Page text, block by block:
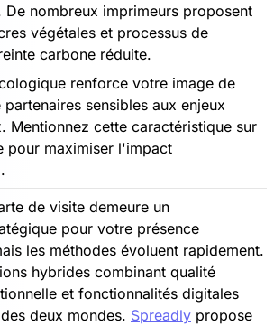
De nombreux imprimeurs proposent
végétales et processus de
carbone réduite.
renforce votre image de
sensibles aux enjeux
Mentionnez cette caractéristique sur
pour maximiser l'impact
de visite demeure un
pour votre présence
les méthodes évoluent rapidement.
hybrides combinant qualité
et fonctionnalités digitales
deux mondes. Spreadly propose